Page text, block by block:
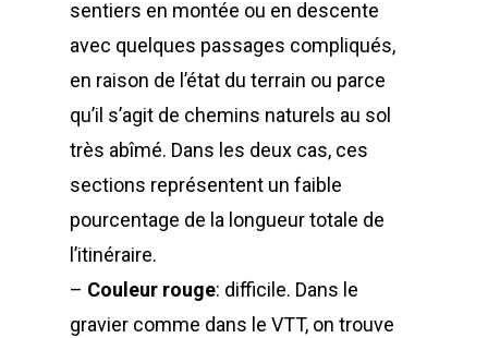
sentiers en montée ou en descente
avec quelques passages compliqués,
en raison de l’état du terrain ou parce
qu’il s’agit de chemins naturels au sol
très abîmé. Dans les deux cas, ces
sections représentent un faible
pourcentage de la longueur totale de
l’itinéraire.
– Couleur rouge: difficile. Dans le
gravier comme dans le VTT, on trouve